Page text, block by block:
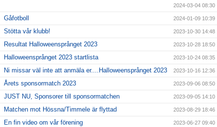
2024-03-04 08:30
Gåfotboll 2024-01-09 10:39
Stötta vår klubb! 2023-10-30 14:48
Resultat Halloweensprånget 2023 2023-10-28 18:50
Halloweensprånget 2023 startlista 2023-10-24 08:35
Ni missar väl inte att anmäla er....Halloweensprånget 2023 2023-10-16 12:36
Årets sponsormatch 2023 2023-09-06 08:50
JUST NU, Sponsorer till sponsormatchen 2023-09-05 14:10
Matchen mot Hössna/Timmele är flyttad 2023-08-29 18:46
En fin video om vår förening 2023-06-27 09:40